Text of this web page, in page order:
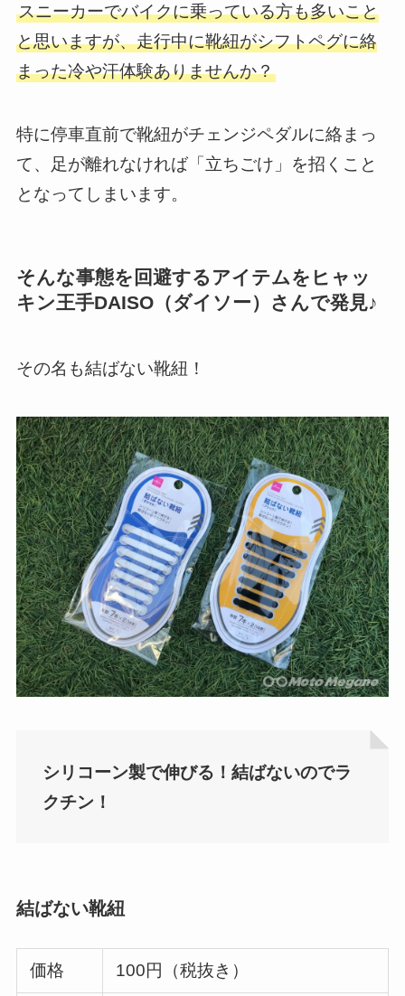
スニーカーでバイクに乗っている方も多いこと
と思いますが、走行中に靴紐がシフトペグに絡
まった冷や汗体験ありませんか？
特に停車直前で靴紐がチェンジペダルに絡まっ
て、足が離れなければ「立ちごけ」を招くこと
となってしまいます。
そんな事態を回避するアイテムをヒャッ
キン王手DAISO（ダイソー）さんで発見♪
その名も結ばない靴紐！
シリコーン製で伸びる！結ばないのでラ
クチン！
結ばない靴紐
価格 100円（税抜き）